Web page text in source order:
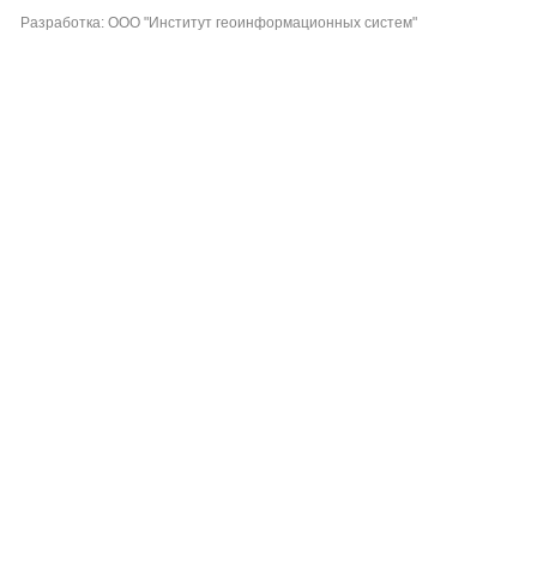
Разработка: ООО "Институт геоинформационных систем"